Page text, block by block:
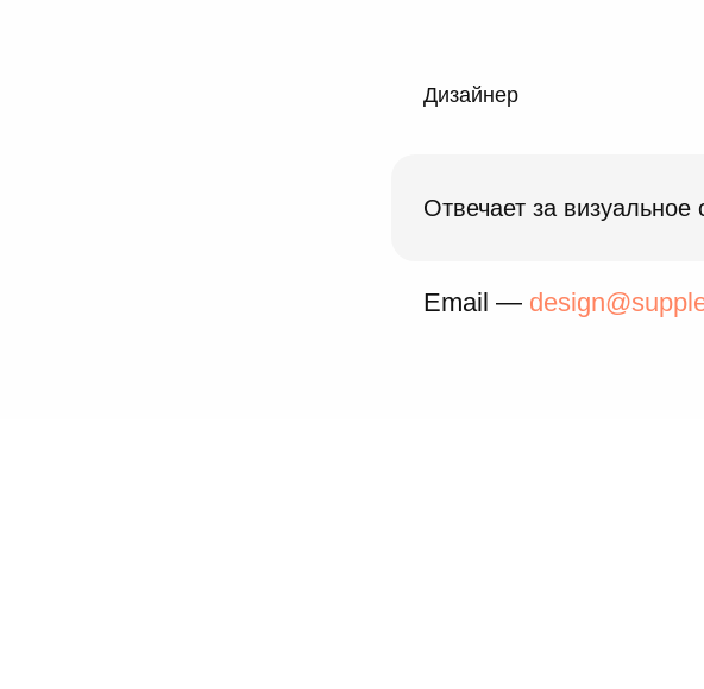
Дизайнер
Отвечает за
Email —